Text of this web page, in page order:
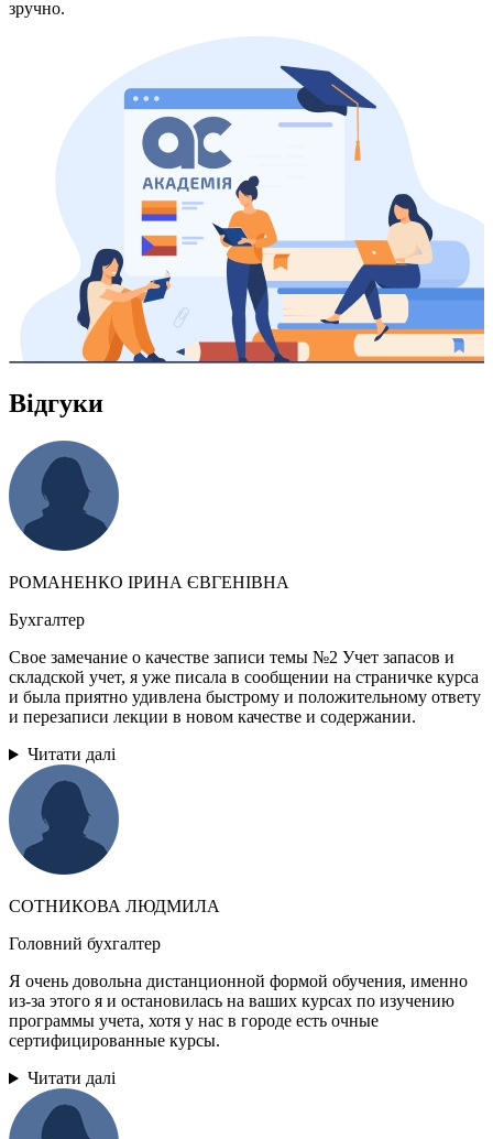
зручно.
Відгуки
РОМАНЕНКО ІРИНА ЄВГЕНІВНА
Бухгалтер
Свое замечание о качестве записи темы №2 Учет запасов и
складской учет, я уже писала в сообщении на страничке курса
и была приятно удивлена быстрому и положительному ответу
и перезаписи лекции в новом качестве и содержании.
Читати далі
СОТНИКОВА ЛЮДМИЛА
Головний бухгалтер
Я очень довольна дистанционной формой обучения, именно
из-за этого я и остановилась на ваших курсах по изучению
программы учета, хотя у нас в городе есть очные
сертифицированные курсы.
Читати далі